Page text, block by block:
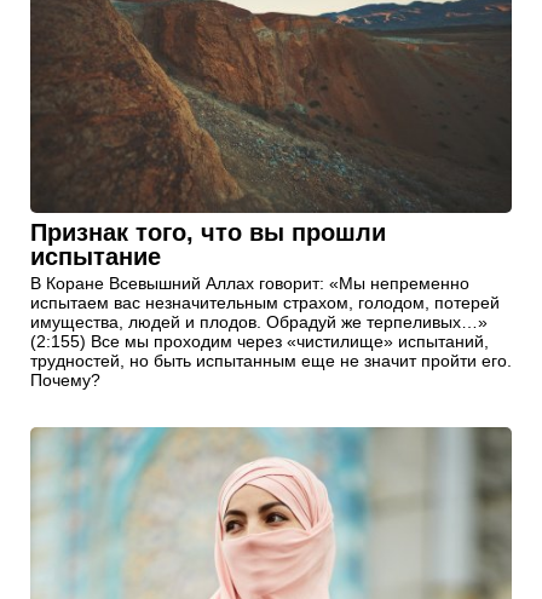
Признак того, что вы прошли
испытание
В Коране Всевышний Аллах говорит: «Мы непременно
испытаем вас незначительным страхом, голодом, потерей
имущества, людей и плодов. Обрадуй же терпеливых…»
(2:155) Все мы проходим через «чистилище» испытаний,
трудностей, но быть испытанным еще не значит пройти его.
Почему?